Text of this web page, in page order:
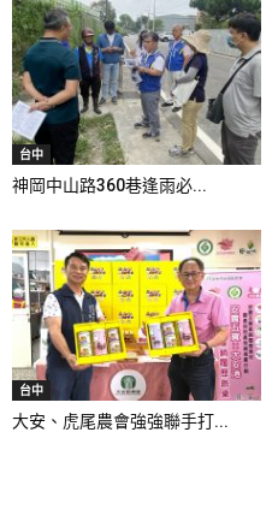
台中
神岡中山路360巷逢雨必...
台中
大安、虎尾農會強強聯手打...